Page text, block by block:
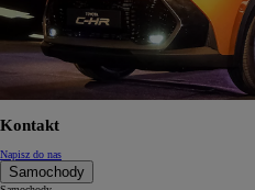
Kontakt
Napisz do nas
Samochody